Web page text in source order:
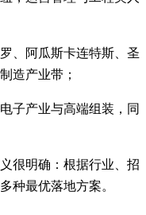
、阿瓜斯卡连特斯、圣
造产业带；
子产业与高端组装，同
很明确：根据行业、招
种最优落地方案。